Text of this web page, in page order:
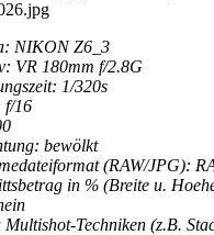
NIKON Z6_3
VR 180mm f/2.8G
1/320s
f/16
bewölkt
(RAW/JPG):
in % (Breite u.
Multishot-Techniken (z.B.